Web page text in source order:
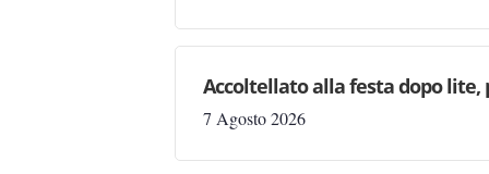
Accoltellato alla festa dopo lite,
7 Agosto 2026